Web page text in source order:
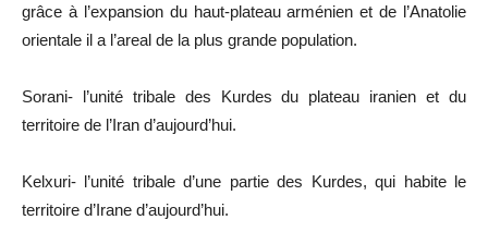
grâce à l’expansion du haut-plateau arménien et de l’Anatolie
orientale il a l’areal de la plus grande population.
Sorani- l’unité tribale des Kurdes du plateau iranien et du
territoire de l’Iran d’aujourd’hui.
Kelxuri- l’unité tribale d’une partie des Kurdes, qui habite le
territoire d’Irane d’aujourd’hui.